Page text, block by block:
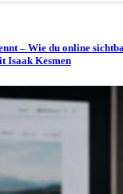
– Wie du online
Isaak Kesmen